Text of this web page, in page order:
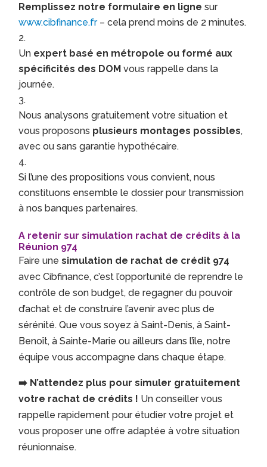
Remplissez notre formulaire en ligne sur
www.cibfinance.fr– cela prend moins de 2 minutes.
Un expert basé en métropole ou formé aux
spécificités des DOM vous rappelle dans la
journée.
Nous analysons gratuitement votre situation et
vous proposons plusieurs montages possibles,
avec ou sans garantie hypothécaire.
Si l’une des propositions vous convient, nous
constituons ensemble le dossier pour transmission
à nos banques partenaires.
A retenir sur simulation rachat de crédits à la
Réunion 974
Faire unesimulation de rachat de crédit 974
avec Cibfinance, c’est l’opportunité de reprendre le
contrôle de son budget, de regagner du pouvoir
d’achat et de construire l’avenir avec plus de
sérénité. Que vous soyez à Saint-Denis, à Saint-
Benoît, à Sainte-Marie ou ailleurs dans l’île, notre
équipe vous accompagne dans chaque étape.
➡️ N’attendez plus pour simuler gratuitement
votre rachat de crédits ! Un conseiller vous
rappelle rapidement pour étudier votre projet et
vous proposer une offre adaptée à votre situation
réunionnaise.